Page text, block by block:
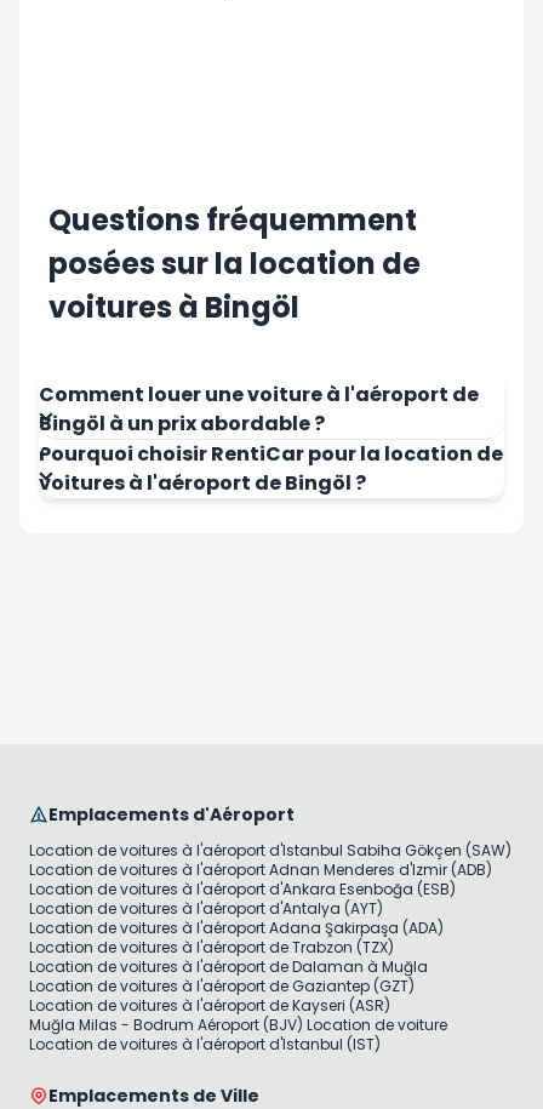
Questions fréquemment
posées sur la location de
voitures à Bingöl
Comment louer une voiture à l'aéroport de
Bingöl à un prix abordable ?
Pourquoi choisir RentiCar pour la location de
voitures à l'aéroport de Bingöl ?
Emplacements d'Aéroport
Location de voitures à l'aéroport d'Istanbul Sabiha Gökçen (SAW)
Location de voitures à l'aéroport Adnan Menderes d'Izmir (ADB)
Location de voitures à l'aéroport d'Ankara Esenboğa (ESB)
Location de voitures à l'aéroport d'Antalya (AYT)
Location de voitures à l'aéroport Adana Şakirpaşa (ADA)
Location de voitures à l'aéroport de Trabzon (TZX)
Location de voitures à l'aéroport de Dalaman à Muğla
Location de voitures à l'aéroport de Gaziantep (GZT)
Location de voitures à l'aéroport de Kayseri (ASR)
Muğla Milas - Bodrum Aéroport (BJV) Location de voiture
Location de voitures à l'aéroport d'Istanbul (IST)
Emplacements de Ville